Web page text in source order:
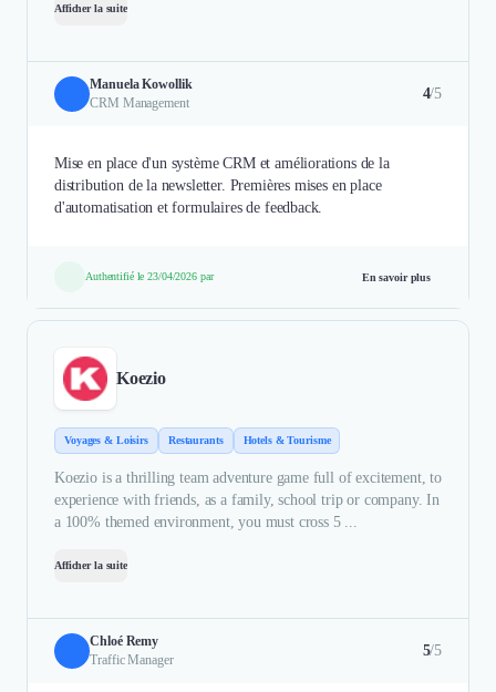
Afficher la suite
Manuela Kowollik
CRM Management
4/5
Mise en place d'un système CRM et améliorations de la
distribution de la newsletter. Premières mises en place
d'automatisation et formulaires de feedback.
Authentifié le 23/04/2026 par En savoir plus
Koezio
Voyages & Loisirs Restaurants Hotels & Tourisme
Koezio is a thrilling team adventure game full of excitement, to
experience with friends, as a family, school trip or company. In
a 100% themed environment, you must cross 5 ...
Afficher la suite
Chloé Remy
Traffic Manager
5/5